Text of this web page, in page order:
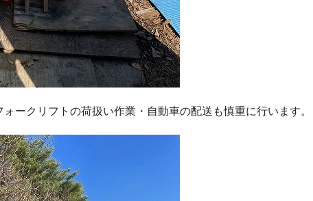
ークリフトの荷扱い作業・自動車の配送も慎重に行います。